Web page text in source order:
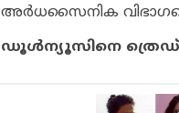
അര്‍ധസൈനിക
ഡൂള്‍ന്യൂസിനെ